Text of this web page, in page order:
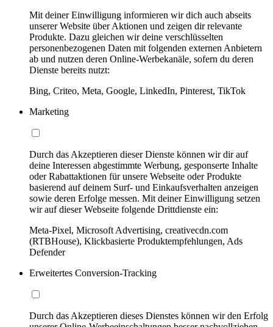
Mit deiner Einwilligung informieren wir dich auch abseits
unserer Website über Aktionen und zeigen dir relevante
Produkte. Dazu gleichen wir deine verschlüsselten
personenbezogenen Daten mit folgenden externen Anbietern
ab und nutzen deren Online-Werbekanäle, sofern du deren
Dienste bereits nutzt:
Bing, Criteo, Meta, Google, LinkedIn, Pinterest, TikTok
Marketing
Durch das Akzeptieren dieser Dienste können wir dir auf
deine Interessen abgestimmte Werbung, gesponserte Inhalte
oder Rabattaktionen für unsere Webseite oder Produkte
basierend auf deinem Surf- und Einkaufsverhalten anzeigen
sowie deren Erfolge messen. Mit deiner Einwilligung setzen
wir auf dieser Webseite folgende Drittdienste ein:
Meta-Pixel, Microsoft Advertising, creativecdn.com
(RTBHouse), Klickbasierte Produktempfehlungen, Ads
Defender
Erweitertes Conversion-Tracking
Durch das Akzeptieren dieses Dienstes können wir den Erfolg